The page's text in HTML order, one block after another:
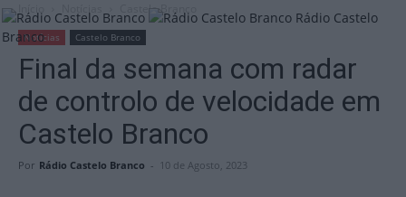
Rádio Castelo
Branco
Castelo Branco
Notícias Castelo Branco
Final da semana com radar
de controlo de velocidade em
Castelo Branco
Por Rádio Castelo Branco - 10 de Agosto, 2023